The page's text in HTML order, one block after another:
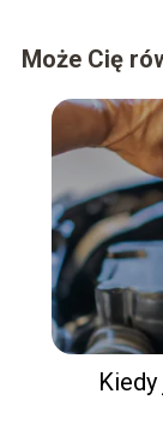
Może Cię